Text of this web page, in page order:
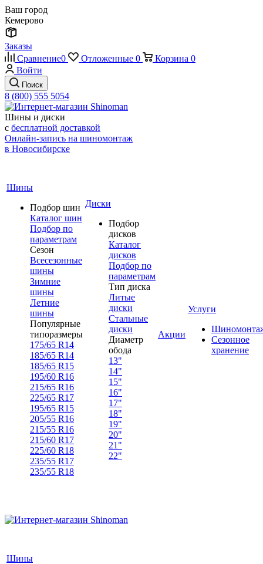
Ваш город
Кемерово
Заказы
Сравнение0 Отложенные 0 Корзина 0
Войти
Поиск
8 (800) 555 5054
Шины и диски
с бесплатной доставкой
Онлайн-запись на шиномонтаж
в Новосибирске
Шины
Подбор шин
Каталог шин
Подбор по
параметрам
Сезон
Всесезонные
шины
Зимние
шины
Летние
шины
Популярные
типоразмеры
175/65 R14
185/65 R14
185/65 R15
195/60 R16
215/65 R16
225/65 R17
195/65 R15
205/55 R16
215/55 R16
215/60 R17
225/60 R18
235/55 R17
235/55 R18
Диски
Подбор
дисков
Каталог
дисков
Подбор по
параметрам
Тип диска
Литые
диски
Стальные
диски
Диаметр
обода
13"
14"
15"
16"
17"
18"
19"
20"
21"
22"
Акции
Услуги
Сезонное
хранение
Шины